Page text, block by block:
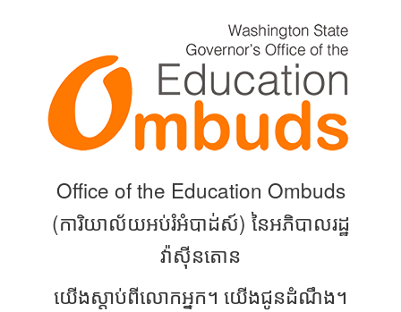
Office of the Education Ombuds
(ការិយាល័យអប់រំអំបាដ់ស៍) នៃអភិបាលរដ្ឋ
វ៉ាស៊ីនតោន
យើងស្តាប់ពីលោកអ្នក។ យើងជូនដំណឹង។